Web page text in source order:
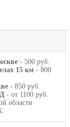
- 500 руб.
15 км - 800
- 850 руб.
- от 1100 руб.
области